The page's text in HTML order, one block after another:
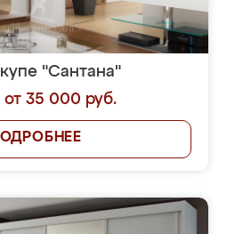
"Сантана"
от 35 000 руб.